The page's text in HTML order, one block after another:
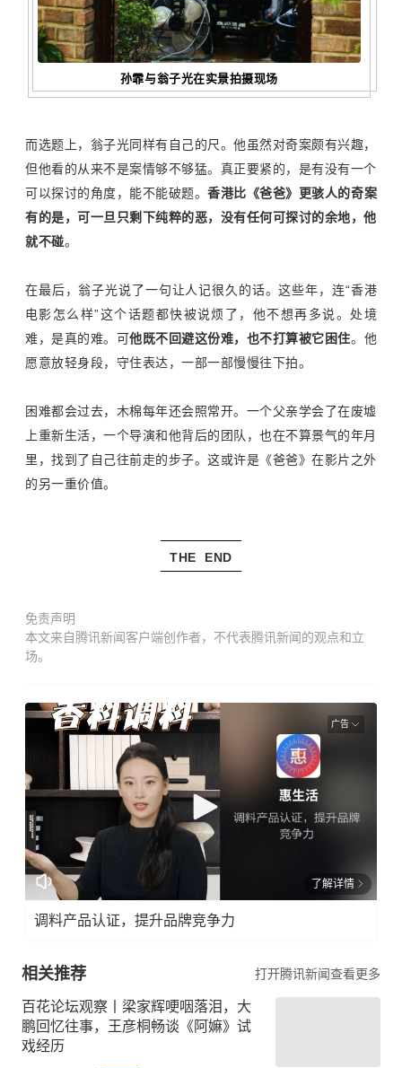
孙霏与翁子光在实景拍摄现场
而选题上，翁子光同样有自己的尺。他虽然对奇案颇有兴趣，
但他看的从来不是案情够不够猛。真正要紧的，是有没有一个
可以探讨的角度，能不能破题。香港比《爸爸》更骇人的奇案
有的是，可一旦只剩下纯粹的恶，没有任何可探讨的余地，他
就不碰。
在最后，翁子光说了一句让人记很久的话。这些年，连“香港
电影怎么样”这个话题都快被说烦了，他不想再多说。处境
难，是真的难。可他既不回避这份难，也不打算被它困住。他
愿意放轻身段，守住表达，一部一部慢慢往下拍。
困难都会过去，木棉每年还会照常开。一个父亲学会了在废墟
上重新生活，一个导演和他背后的团队，也在不算景气的年月
里，找到了自己往前走的步子。这或许是《爸爸》在影片之外
的另一重价值。
THE END
免责声明
本文来自腾讯新闻客户端创作者，不代表腾讯新闻的观点和立
场。
广告
了解详情
调料产品认证，提升品牌竞争力
相关推荐 打开腾讯新闻查看更多
百花论坛观察丨梁家辉哽咽落泪，大
鹏回忆往事，王彦桐畅谈《阿嫲》试
戏经历